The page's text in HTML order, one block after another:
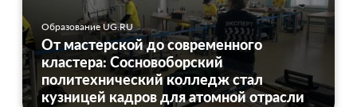
Образование UG.RU
От мастерской до современного
кластера: Сосновоборский
политехнический колледж стал
кузницей кадров для атомной отрасли